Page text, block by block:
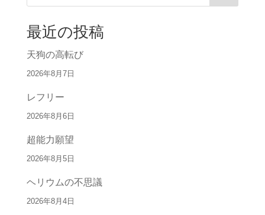
最近の投稿
天狗の高転び
2026年8月7日
レフリー
2026年8月6日
超能力願望
2026年8月5日
ヘリウムの不思議
2026年8月4日